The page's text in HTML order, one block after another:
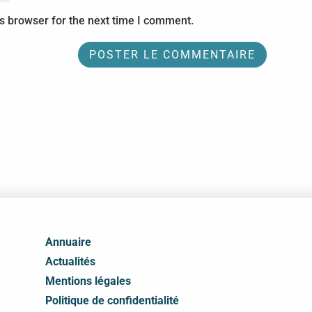
browser for the next time I comment.
Annuaire
Actualités
Mentions légales
Politique de confidentialité